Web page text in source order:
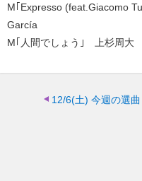
M｢Expresso (feat.Giacomo
García
M｢人間でしょう｣ 上杉周大
12/6(土) 今週の選曲